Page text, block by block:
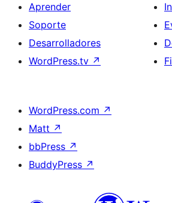
Aprender
Soporte
Desarrolladores
WordPress.tv ↗
WordPress.com ↗
Matt ↗
bbPress ↗
BuddyPress ↗